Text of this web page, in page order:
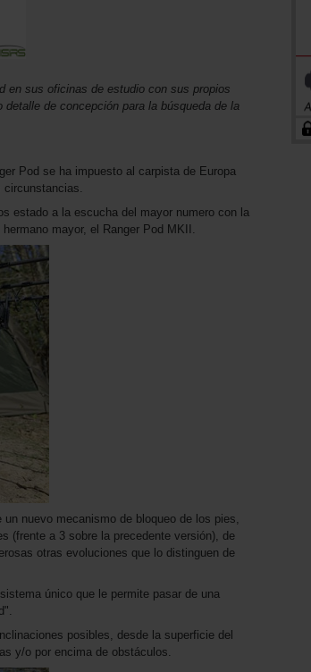
en sus oficinas de estudio con sus propios
de concepción para la búsqueda de la
Pod se ha impuesto al carpista de Europa
circunstancias.
estado a la escucha del mayor numero con la
mayor, el Ranger Pod MKII.
nuevo mecanismo de bloqueo de los pies,
(frente a 3 sobre la precedente versión), de
otras evoluciones que lo distinguen de
único que le permite pasar de una
posibles, desde la superficie del
y/o por encima de obstáculos.